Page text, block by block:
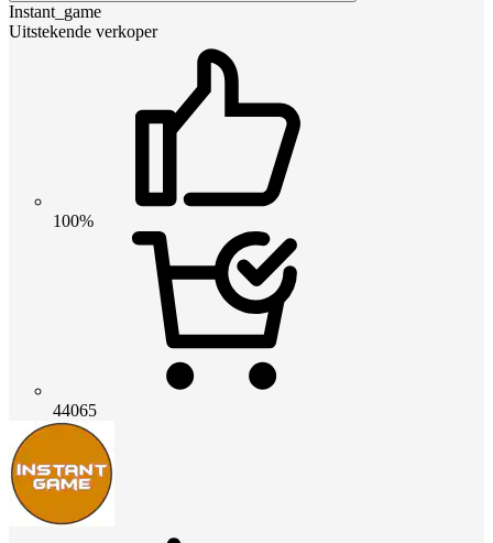
Instant_game
Uitstekende verkoper
100%
44065